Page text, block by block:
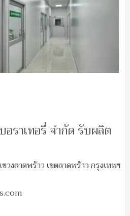
ราเทอรี่ จำกัด รับผลิต
งลาดพร้าว เขตลาดพร้าว กรุงเทพฯ